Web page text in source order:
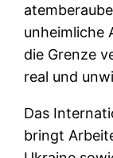
unheimliche
die Grenze
real und
Das
bringt